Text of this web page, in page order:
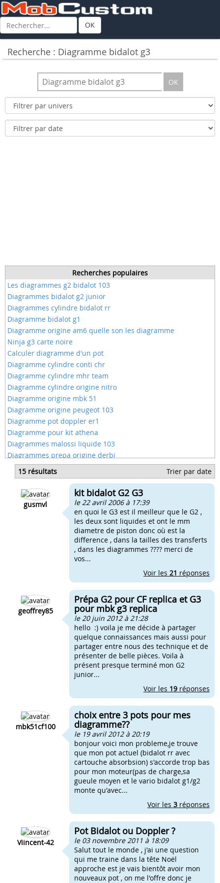
OK
Recherche : Diagramme bidalot g3
OK
Recherches populaires
Les diagrammes g2 bidalot 103
Diagrammes bidalot g2 junior
Diagrammes cylindre bidalot rr
Diagramme bidalot g1
Diagramme origine am6 quelle son les diagramme
Ninja g3 carte noire
Calculer diagramme d'un pot
Diagramme cylindre conti chr
Diagramme cylindre mhr team
Diagramme cylindre origine nitro
Diagramme origine mbk 51
Diagramme origine peugeot 103
Diagramme pot doppler er1
Diagramme pour kit athena
Diagrammes malossi liquide 103
Diagrammes prepa origine derbi
Diagramme 103 origine
Diagramme 512 mbk
Diagramme kit airsal
Diagramme moteur 103
15 résultats Trier par date
gusmvl
kit bidalot G2 G3
le 22 avril 2006 à 17:39
en quoi le G3 est il meilleur que le G2 ,
les deux sont liquides et ont le mm
diametre de piston donc où est la
difference , dans la tailles des transferts
, dans les diagrammes ???? merci de
vos...
Voir les 21 réponses
geoffrey85
Prépa G2 pour CF replica et G3
pour mbk g3 replica
le 20 juin 2012 à 21:28
hello :) voila je me décide à partager
quelque connaissances mais aussi pour
partager entre nous des technique et de
présenter de belle pièces. Voila à
présent presque terminé mon G2
junior...
Voir les 19 réponses
mbk51cf100
choix entre 3 pots pour mes
diagramme??
le 19 avril 2012 à 20:19
bonjour voici mon probleme,je trouve
que mon pot actuel (bidalot rr avec
cartouche absorbsion) s'accorde trop bas
pour mon moteur(pas de charge,sa
gueule moyen et le vario bidalot g1/g2
monte qu'avec...
Voir les 3 réponses
Viincent-42
Pot Bidalot ou Doppler ?
le 03 novembre 2011 à 18:09
Salut tout le monde , j'ai une question
qui me traine dans la tête Noël
approche est je vais bientôt avoir mon
nouveaux pot , on me l'offre donc je